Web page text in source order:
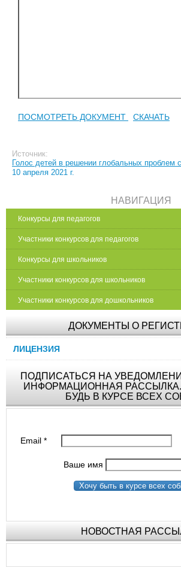
ПОСМОТРЕТЬ ДОКУМЕНТ СКАЧАТЬ
Источник:
Голос детей в решении глобальных проблем
10 апреля 2021 г.
НАВИГАЦИЯ
Конкурсы для педагогов
Участники конкурсов для педагогов
Конкурсы для школьников
Участники конкурсов для школьников
Участники конкурсов для дошкольников
ДОКУМЕНТЫ О
ЛИЦЕНЗИЯ
ПОДПИСАТЬСЯ НА
ИНФОРМАЦИОННАЯ
БУДЬ В КУРСЕ ВСЕХ
Email*
Ваше имя
Хочу быть в курсе всех
НОВОСТНАЯ